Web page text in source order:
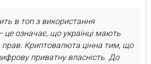
в топ з використання
означає, що українці мають
прав. Криптовалюта цінна тим, що
приватну власність. До